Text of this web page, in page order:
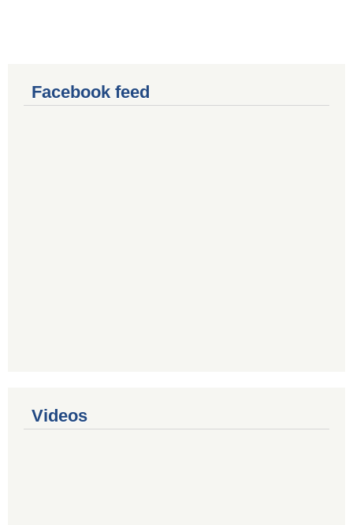
Facebook feed
Videos